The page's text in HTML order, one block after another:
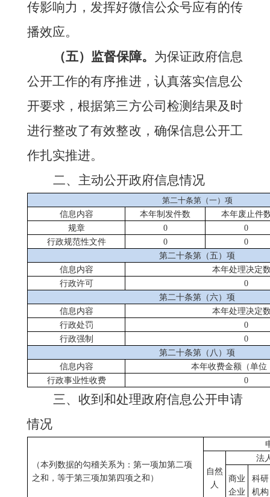
传影响力，发挥好微信公众号应有的传
播效应。
（五）监督保障。 为保证政府信息
公开工作的有序推进，认真落实信息公
开要求，根据第三方公司检测结果及时
进行整改了有效整改 ，确保信息公开工
作扎实推进。
二、主动公开政府信息情况
第二十条第（一）项
信息内容
本年制发件数
本年废止件
规章
0
0
行政规范性文件
0
0
第二十条第（五）项
信息内容
本年处理决定
行政许可
0
第二十条第（六）项
信息内容
本年处理决定
行政处罚
0
行政强制
0
第二十条第（八）项
信息内容
本年收费金额（单位
行政事业性收费
0
三、收到和处理政府信息公开申请
情况
（本列数据的勾稽关系为：第一项加第二项
之和，等于第三项加第四项之和）
自然
人
法
商业
企业
科研
机构